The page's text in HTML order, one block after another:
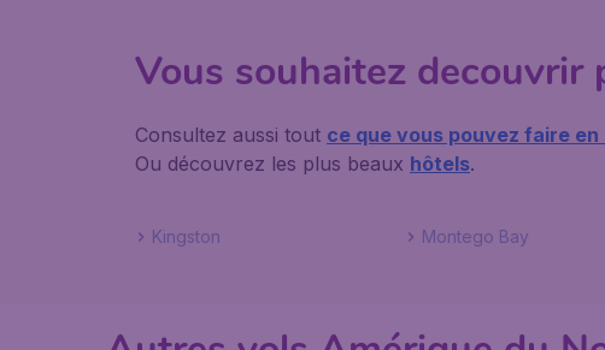
Vous souhaitez decouvrir
Consultez aussi tout ce que vous pouvez faire en
Ou découvrez les plus beaux hôtels.
Kingston Montego Bay